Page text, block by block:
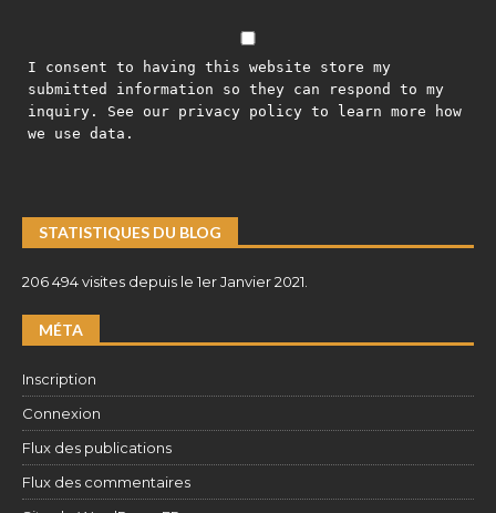
I consent to having this website store my
submitted information so they can respond to my
inquiry. See our privacy policy to learn more how
we use data.
STATISTIQUES DU BLOG
206 494 visites depuis le 1er Janvier 2021.
MÉTA
Inscription
Connexion
Flux des publications
Flux des commentaires